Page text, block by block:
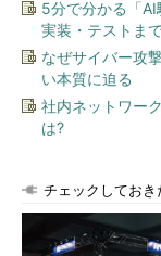
5分で分かる「AI
実装・テストま
なぜサイバー攻
い本質に迫る
社内ネットワー
は?
チェックしておき